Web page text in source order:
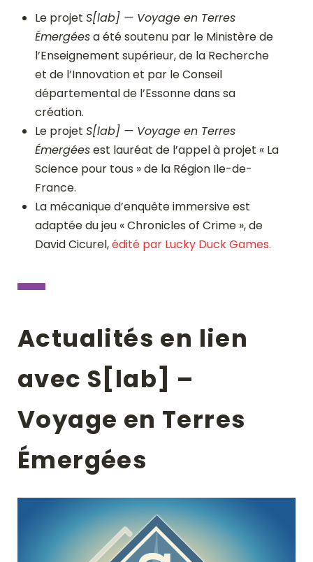
Le projet S[lab] — Voyage en Terres
Émergéesa été soutenu par le Ministère de
l’Enseignement supérieur, de la Recherche
et de l’Innovation et par le Conseil
départemental de l’Essonne dans sa
création.
Le projet S[lab] — Voyage en Terres
Émergéesest lauréat de l’appel à projet « La
Science pour tous » de la Région Ile-de-
France.
La mécanique d’enquête immersive est
adaptée du jeu « Chronicles of Crime », de
David Cicurel,édité par Lucky Duck Games.
Actualités en lien
avec S[lab] –
Voyage en Terres
Émergées